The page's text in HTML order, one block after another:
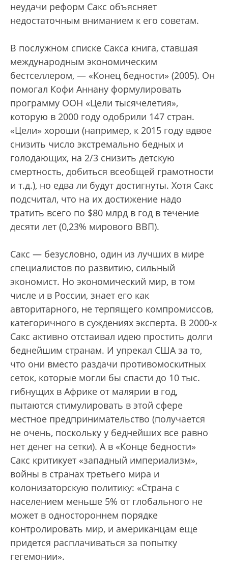
неудачи реформ Сакс объясняет
недостаточным вниманием к его советам.
В послужном списке Сакса книга, ставшая
международным экономическим
бестселлером, — «Конец бедности» (2005). Он
помогал Кофи Аннану формулировать
программу ООН «Цели тысячелетия»,
которую в 2000 году одобрили 147 стран.
«Цели» хороши (например, к 2015 году вдвое
снизить число экстремально бедных и
голодающих, на 2/3 снизить детскую
смертность, добиться всеобщей грамотности
и т.д.), но едва ли будут достигнуты. Хотя Сакс
подсчитал, что на их достижение надо
тратить всего по $80 млрд в год в течение
десяти лет (0,23% мирового ВВП).
Сакс — безусловно, один из лучших в мире
специалистов по развитию, сильный
экономист. Но экономический мир, в том
числе и в России, знает его как
авторитарного, не терпящего компромиссов,
категоричного в суждениях эксперта. В 2000-х
Сакс активно отстаивал идею простить долги
беднейшим странам. И упрекал США за то,
что они вместо раздачи противомоскитных
сеток, которые могли бы спасти до 10 тыс.
гибнущих в Африке от малярии в год,
пытаются стимулировать в этой сфере
местное предпринимательство (получается
не очень, поскольку у беднейших все равно
нет денег на сетки). А в «Конце бедности»
Сакс критикует «западный империализм»,
войны в странах третьего мира и
колонизаторскую политику: «Страна с
населением меньше 5% от глобального не
может в одностороннем порядке
контролировать мир, и американцам еще
придется расплачиваться за попытку
гегемонии».